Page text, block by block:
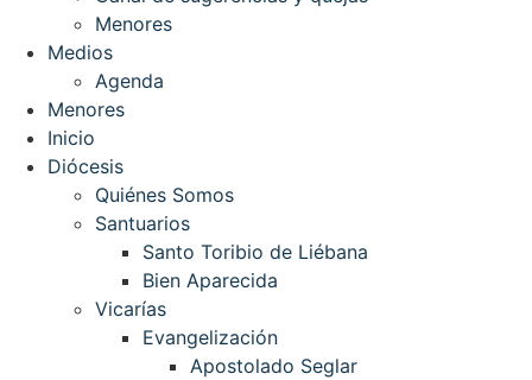
Menores
Medios
Agenda
Menores
Inicio
Diócesis
Quiénes Somos
Santuarios
Santo Toribio de Liébana
Bien Aparecida
Vicarías
Evangelización
Apostolado Seglar